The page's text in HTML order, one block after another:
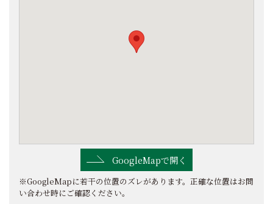
GoogleMapで開く
※GoogleMapに若干の位置のズレがあります。正確な位置はお問
い合わせ時にご確認ください。